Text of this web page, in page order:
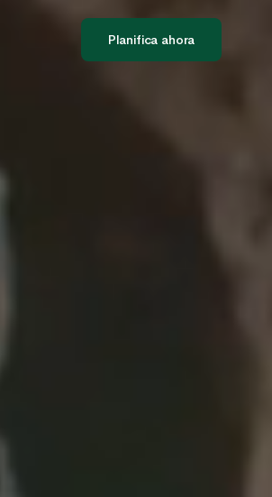
Planifica ahora